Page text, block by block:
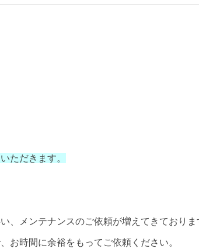
ただきます。
、メンテナンスのご依頼が増えてきておりま
お時間に余裕をもってご依頼ください。